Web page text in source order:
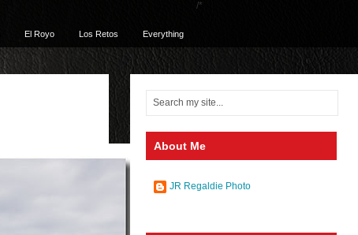
/*
El Royo Los Retos Everything
About Me
JR Regaldie Photo